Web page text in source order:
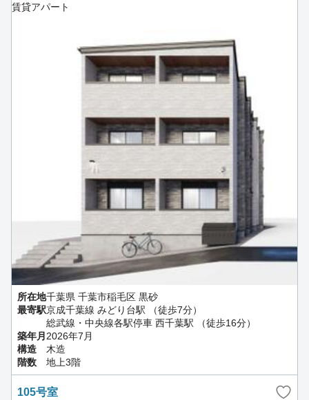
賃貸アパート
所在地千葉県 千葉市稲毛区 黒砂
最寄駅京成千葉線 みどり台駅 （徒歩7分）
総武線・中央線各駅停車 西千葉駅 （徒歩16分）
築年月 2026年7月
構造
木造
階数
地上3階
105号室